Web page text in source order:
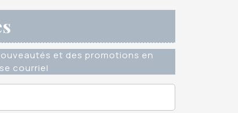
et des promotions en
courriel